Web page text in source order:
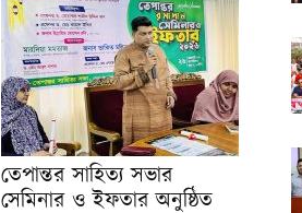
তেপান্তর সাহিত্য সভার
সেমিনার ও ইফতার অনুষ্ঠিত